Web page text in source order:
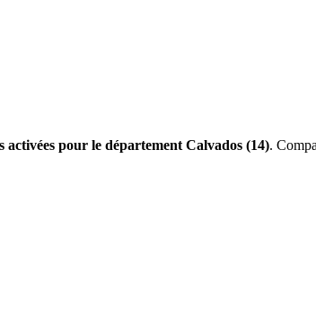
pour le département Calvados (14).